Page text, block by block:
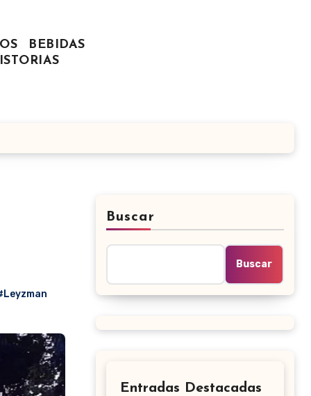
BEBIDAS
Buscar
Buscar
Entradas Destacadas